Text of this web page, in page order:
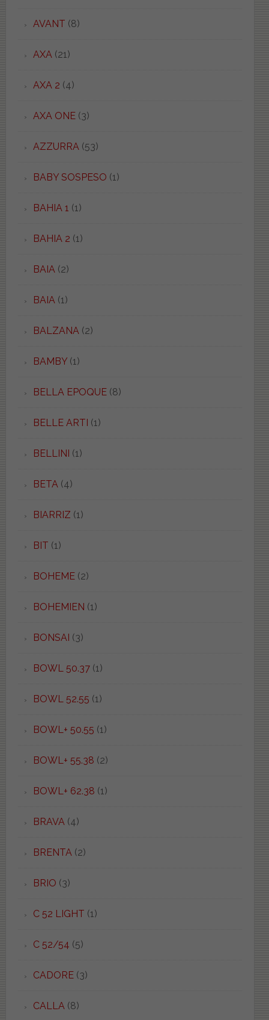
AVANT (8)
AXA(21)
AXA 2 (4)
AXA ONE(3)
AZZURRA(53)
BABY SOSPESO (1)
BAHIA 1 (1)
BAHIA 2 (1)
BAIA(2)
BAIA(1)
BALZANA(2)
BAMBY(1)
BELLA EPOQUE(8)
BELLE ARTI (1)
BELLINI (1)
BETA(4)
BIARRIZ (1)
BIT (1)
BOHEME(2)
BOHEMIEN (1)
BONSAI (3)
BOWL 50.37(1)
BOWL 52.55 (1)
BOWL+ 50.55 (1)
BOWL+ 55.38 (2)
BOWL+ 62.38 (1)
BRAVA(4)
BRENTA(2)
BRIO (3)
C 52 LIGHT (1)
C 52/54 (5)
CADORE(3)
CALLA(8)